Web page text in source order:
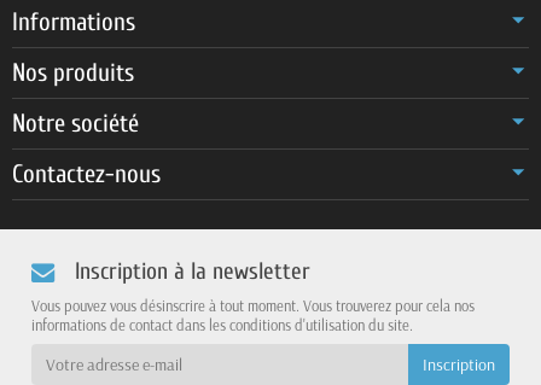
Informations
Nos produits
Notre société
Contactez-nous
Inscription à la newsletter
Vous pouvez vous désinscrire à tout moment. Vous trouverez pour cela nos
informations de contact dans les conditions d'utilisation du site.